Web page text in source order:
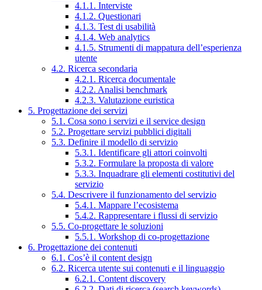
4.1.1. Interviste
4.1.2. Questionari
4.1.3. Test di usabilità
4.1.4. Web analytics
4.1.5. Strumenti di mappatura dell’esperienza
utente
4.2. Ricerca secondaria
4.2.1. Ricerca documentale
4.2.2. Analisi benchmark
4.2.3. Valutazione euristica
5. Progettazione dei servizi
5.1. Cosa sono i servizi e il service design
5.2. Progettare servizi pubblici digitali
5.3. Definire il modello di servizio
5.3.1. Identificare gli attori coinvolti
5.3.2. Formulare la proposta di valore
5.3.3. Inquadrare gli elementi costitutivi del
servizio
5.4. Descrivere il funzionamento del servizio
5.4.1. Mappare l’ecosistema
5.4.2. Rappresentare i flussi di servizio
5.5. Co-progettare le soluzioni
5.5.1. Workshop di co-progettazione
6. Progettazione dei contenuti
6.1. Cos’è il content design
6.2. Ricerca utente sui contenuti e il linguaggio
6.2.1. Content discovery